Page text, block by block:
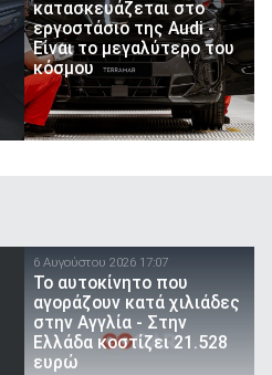
κατασκευάζεται στο
εργοστάσιο της Audi -
Είναι το μεγαλύτερο του
κόσμου
6 Αυγούστου 2026 17:07
To αυτοκίνητο που
αγοράζουν κατά χιλιάδες
στην Αγγλία - Στην
Ελλάδα κοστίζει 21.528
ευρώ